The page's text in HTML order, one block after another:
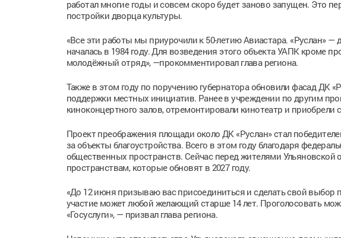
работал многие годы и совсем скоро будет заново запущен. Это
постройки дворца культуры.
«Все эти работы мы приурочили к 50-летию Авиастара. «Руслан»
началась в 1984 году. Для возведения этого объекта УАПК кроме
молодёжный отряд», —прокомментировал глава региона.
Также в этом году по поручению губернатора обновили фасад ДК
поддержки местных инициатив. Ранее в учреждении по другим
киноконцертного залов, отремонтировали кинотеатр и
Проект преображения площади около ДК «Руслан» стал
за объекты благоустройства. Всего в этом году благодаря
общественных пространств. Сейчас перед жителями Ульяновской
пространствам, которые обновят в 2027 году.
«До 12 июня призываю вас присоединиться и сделать свой выбор
участие может любой желающий старше 14 лет. Проголосовать
«Госуслуги», — призвал глава региона.